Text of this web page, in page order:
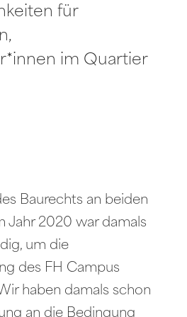
für
im Quartier
Baurechts an beiden
Jahr 2020 war damals
um die
des FH Campus
haben damals schon
an die Bedingung